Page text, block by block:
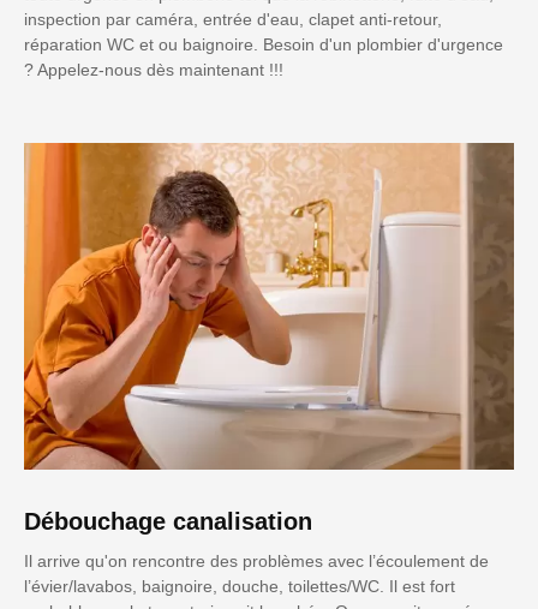
inspection par caméra, entrée d'eau, clapet anti-retour,
réparation WC et ou baignoire. Besoin d'un plombier d'urgence
? Appelez-nous dès maintenant !!!
Débouchage canalisation
Il arrive qu'on rencontre des problèmes avec l’écoulement de
l’évier/lavabos, baignoire, douche, toilettes/WC. Il est fort